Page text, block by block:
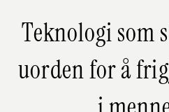
Teknologi som
uorden for å